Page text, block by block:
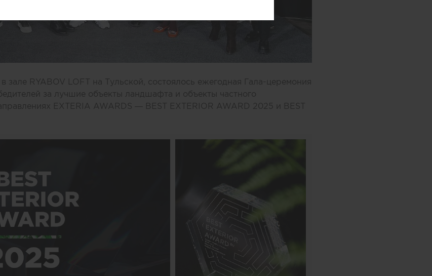
зале RYABOV LOFT на Тульской, состоялось ежегодная Гала-церемония
за лучшие объекты ландшафта и объекты частного
EXTERIA AWARDS — BEST EXTERIOR AWARD 2025 и BEST